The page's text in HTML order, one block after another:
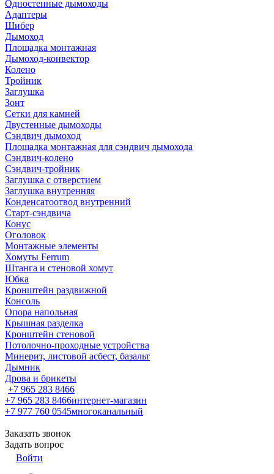
Одностенные дымоходы
Адаптеры
Шибер
Дымоход
Площадка монтажная
Дымоход-конвектор
Колено
Тройник
Заглушка
Зонт
Сетки для камней
Двустенные дымоходы
Сэндвич дымоход
Площадка монтажная для сэндвич дымохода
Сэндвич-колено
Сэндвич-тройник
Заглушка с отверстием
Заглушка внутренняя
Конденсатоотвод внутренний
Старт-сэндвича
Конус
Оголовок
Монтажные элементы
Хомуты Ferrum
Штанга и стеновой хомут
Юбка
Кронштейн раздвижной
Консоль
Опора напольная
Крышная разделка
Кронштейн стеновой
Потолочно-проходные устройства
Минерит, листовой асбест, базальт
Дымник
Дрова и брикеты
+7 965 283 8466
+7 965 283 8466интернет-магазин
+7 977 760 0545многоканальный
Заказать звонок
Задать вопрос
Войти